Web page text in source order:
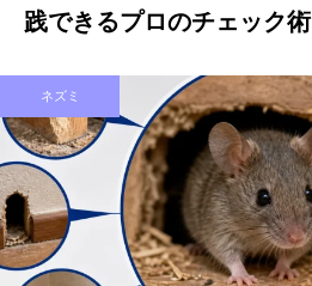
践できるプロのチェック術
ネズミ